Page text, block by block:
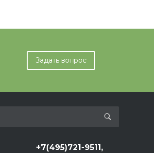
Задать вопрос
+7(495)721-9511,